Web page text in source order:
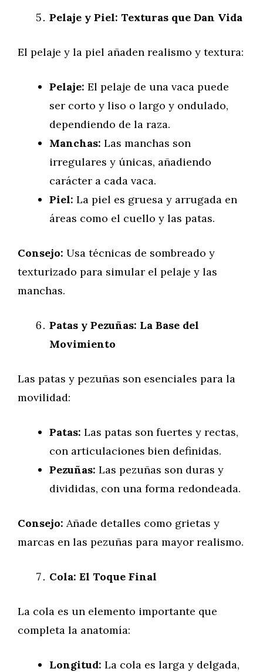
Pelaje y Piel: Texturas que Dan Vida
El pelaje y la piel añaden realismo y textura:
Pelaje: El pelaje de una vaca puede
ser corto y liso o largo y ondulado,
dependiendo de la raza.
Manchas: Las manchas son
irregulares y únicas, añadiendo
carácter a cada vaca.
Piel: La piel es gruesa y arrugada en
áreas como el cuello y las patas.
Consejo: Usa técnicas de sombreado y
texturizado para simular el pelaje y las
manchas.
Patas y Pezuñas: La Base del
Movimiento
Las patas y pezuñas son esenciales para la
movilidad:
Patas: Las patas son fuertes y rectas,
con articulaciones bien definidas.
Pezuñas: Las pezuñas son duras y
divididas, con una forma redondeada.
Consejo: Añade detalles como grietas y
marcas en las pezuñas para mayor realismo.
Cola: El Toque Final
La cola es un elemento importante que
completa la anatomía:
Longitud: La cola es larga y delgada,